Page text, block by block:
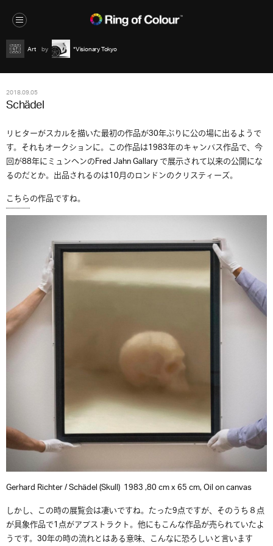
Art *Visionary Tokyo
2018.09.05
Schädel
リヒターがスカルを描いた最初の作品が30年ぶりに公の場に出るようで
す。それもオークションに。この作品は1983年のキャンバス作品で、今
回が88年にミュンヘンのFred Jahn Gallary で展示されて以来の公開にな
るのだとか。出品されるのは10月のロンドンのクリスティーズ。
こちらの作品ですね。
Gerhard Richter / Schädel (Skull) 1983 ,80 cm x 65 cm, Oil on canvas
しかし、この時の展覧会は凄いですね。たった9点ですが、そのうち８点
が具象作品で1点がアブストラクト。他にもこんな作品が売られていたよ
うです。30年の時の流れとはある意味、こんなに恐ろしいと言います